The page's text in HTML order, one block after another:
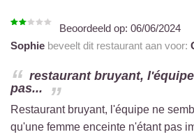
Beoordeeld op: 06/06/2024
Sophie beveelt dit restaurant aan voor:
restaurant bruyant,
pas...
Restaurant bruyant, l'équipe ne
qu'une femme enceinte n'étant pas